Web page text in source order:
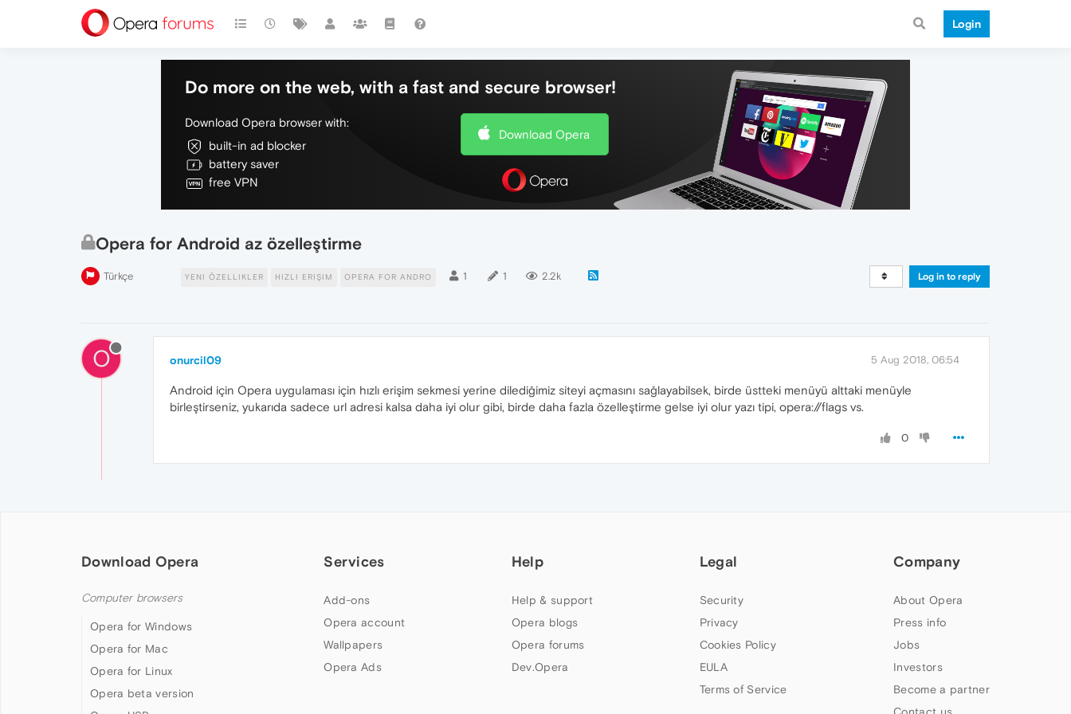
Login
Do more on the web, with a fast and secure browser!
Download Opera browser with:
built-in ad blocker
battery saver
free VPN
Download Opera
Opera for Android az özelleştirme
Türkçe YENI ÖZELLIKLER HIZLI ERIŞIM OPERA FOR ANDRO 1 1 2.2k Log in to reply
O onurcil09 5 Aug 2018, 06:54
Android için Opera uygulaması için hızlı erişim sekmesi yerine dilediğimiz siteyi açmasını sağlayabilsek, birde üstteki menüyü alttaki menüyle
birleştirseniz, yukarıda sadece url adresi kalsa daha iyi olur gibi, birde daha fazla özelleştirme gelse iyi olur yazı tipi, opera://flags vs.
0
Download Opera
Computer browsers
Opera for Windows
Opera for Mac
Opera for Linux
Opera beta version
Services
Add-ons
Opera account
Wallpapers
Opera Ads
Help
Help & support
Opera blogs
Opera forums
Dev.Opera
Legal
Security
Privacy
Cookies Policy
EULA
Terms of Service
Company
About Opera
Press info
Jobs
Investors
Become a partner